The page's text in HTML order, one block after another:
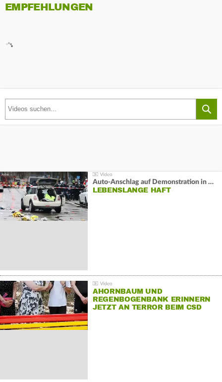
EMPFEHLUNGEN
Auto-Anschlag auf Demonstration in München:
LEBENSLANGE HAFT
AHORNBAUM UND
REGENBOGENBANK ERINNERN
JETZT AN TERROR BEIM CSD